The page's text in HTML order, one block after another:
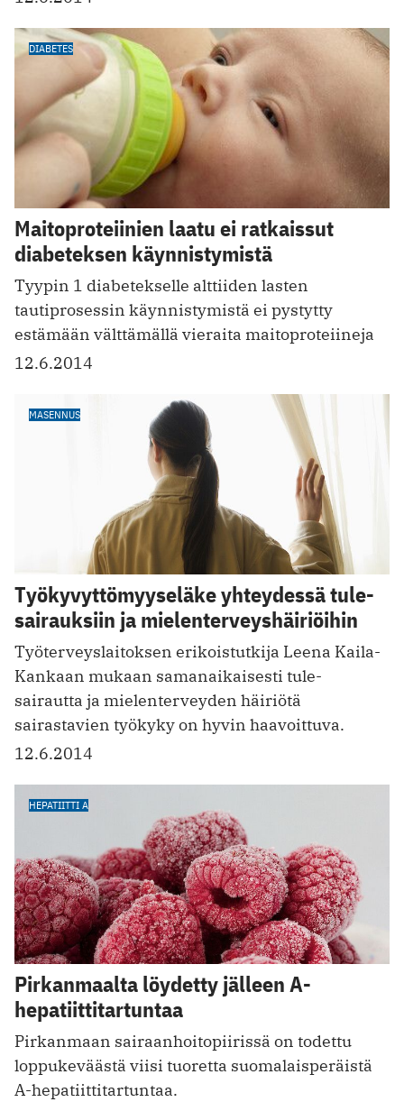
DIABETES
Maitoproteiinien laatu ei ratkaissut
diabeteksen käynnistymistä
Tyypin 1 diabetekselle alttiiden lasten
tautiprosessin käynnistymistä ei pystytty
estämään välttämällä vieraita maitoproteiineja
12.6.2014
MASENNUS
Työkyvyttömyyseläke yhteydessä tule-
sairauksiin ja mielenterveyshäiriöihin
Työterveyslaitoksen erikoistutkija Leena Kaila-
Kankaan mukaan samanaikaisesti tule-
sairautta ja mielenterveyden häiriötä
sairastavien työkyky on hyvin haavoittuva.
12.6.2014
HEPATIITTI A
Pirkanmaalta löydetty jälleen A-
hepatiittitartuntaa
Pirkanmaan sairaanhoitopiirissä on todettu
loppukeväästä viisi tuoretta suomalaisperäistä
A-hepatiittitartuntaa.